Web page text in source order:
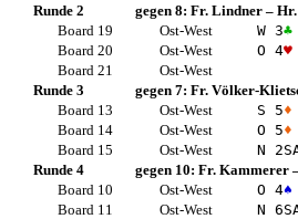
Runde 2
gegen 8: Fr. Lindner–
Board 19
Ost-West W 3♣
Board 20
Ost-West O 4♥
Board 21
Ost-West
Runde 3
gegen 7: Fr. Völker-
Board 13
Ost-West S 5♦
Board 14
Ost-West O 5♦
Board 15
Ost-West N 2
Runde 4
gegen 10: Fr. Kammerer
Board 10
Ost-West O 4♠
Board 11
Ost-West N 6